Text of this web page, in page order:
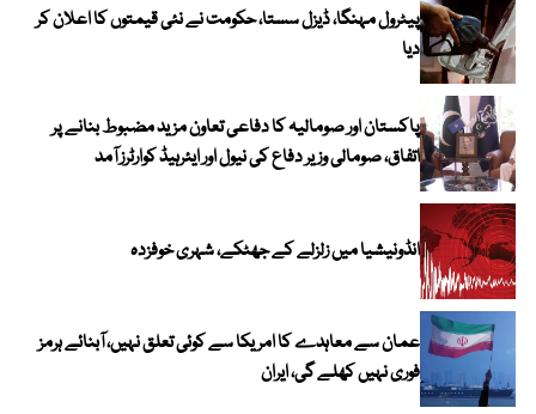
پیٹرول مہنگا، ڈیزل سستا، حکومت نے نئی قیمتوں کا اعلان کر
دیا
پاکستان اور صومالیہ کا دفاعی تعاون مزید مضبوط بنانے پر
اتفاق، صومالی وزیر دفاع کی نیول اور ایئرہیڈ کوارٹرز آمد
انڈونیشیا میں زلزلے کے جھٹکے، شہری خوفزدہ
عمان سے معاہدے کا امریکا سے کوئی تعلق نہیں، آبنائے ہرمز
فوری نہیں کھلے گی، ایران